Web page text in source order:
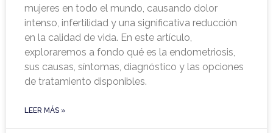
mujeres en todo el mundo, causando dolor
intenso, infertilidad y una significativa reducción
en la calidad de vida. En este artículo,
exploraremos a fondo qué es la endometriosis,
sus causas, síntomas, diagnóstico y las opciones
de tratamiento disponibles.
LEER MÁS »